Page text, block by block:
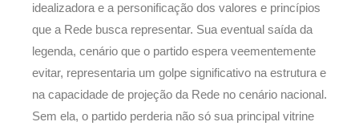
idealizadora e a personificação dos valores e princípios
que a Rede busca representar. Sua eventual saída da
legenda, cenário que o partido espera veementemente
evitar, representaria um golpe significativo na estrutura e
na capacidade de projeção da Rede no cenário nacional.
Sem ela, o partido perderia não só sua principal vitrine